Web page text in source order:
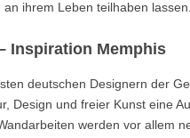
ihrem Leben teilhaben lassen.
Inspiration Memphis
deutschen Designern der
Design und freier Kunst eine
werden vor allem